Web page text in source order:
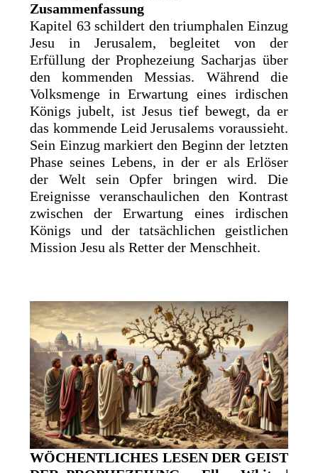
Zusammenfassung
Kapitel 63 schildert den triumphalen Einzug
Jesu in Jerusalem, begleitet von der
Erfüllung der Prophezeiung Sacharjas über
den kommenden Messias. Während die
Volksmenge in Erwartung eines irdischen
Königs jubelt, ist Jesus tief bewegt, da er
das kommende Leid Jerusalems voraussieht.
Sein Einzug markiert den Beginn der letzten
Phase seines Lebens, in der er als Erlöser
der Welt sein Opfer bringen wird. Die
Ereignisse veranschaulichen den Kontrast
zwischen der Erwartung eines irdischen
Königs und der tatsächlichen geistlichen
Mission Jesu als Retter der Menschheit.
WÖCHENTLICHES LESEN DER GEIST